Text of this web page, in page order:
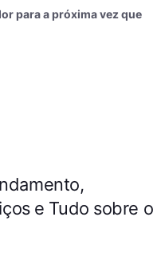
para a próxima vez que
e Tudo sobre o